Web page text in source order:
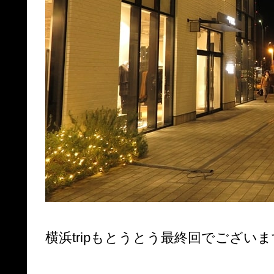
横浜tripもとうとう最終回でござい